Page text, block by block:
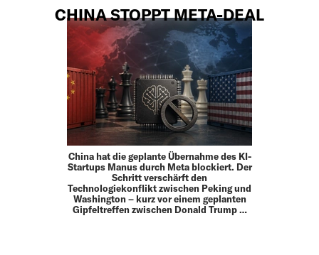
CHINA STOPPT META-DEAL
China hat die geplante Übernahme des KI-
Startups Manus durch Meta blockiert. Der
Schritt verschärft den
Technologiekonflikt zwischen Peking und
Washington – kurz vor einem geplanten
Gipfeltreffen zwischen Donald Trump …